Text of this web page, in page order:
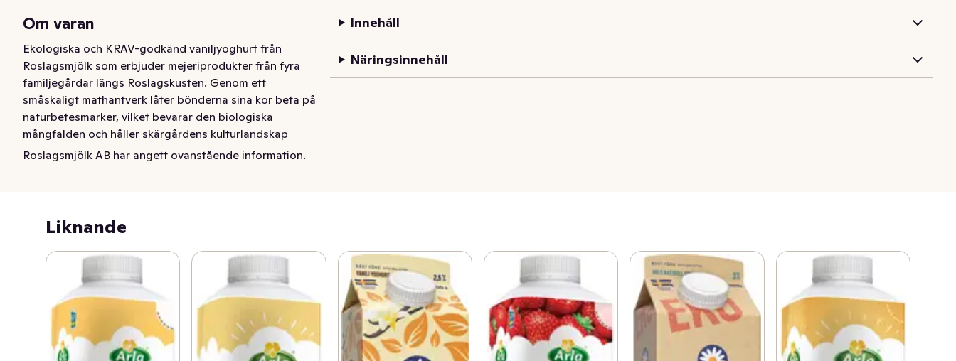
Om varan
Ekologiska och KRAV-godkänd vaniljyoghurt från
Roslagsmjölk som erbjuder mejeriprodukter från fyra
familjegårdar längs Roslagskusten. Genom ett
småskaligt mathantverk låter bönderna sina kor beta på
naturbetesmarker, vilket bevarar den biologiska
mångfalden och håller skärgårdens kulturlandskap
öppet. Ett närproducerat val som gör gott för både
Roslagsmjölk AB har angett ovanstående information.
Innehåll
Näringsinnehåll
Liknande